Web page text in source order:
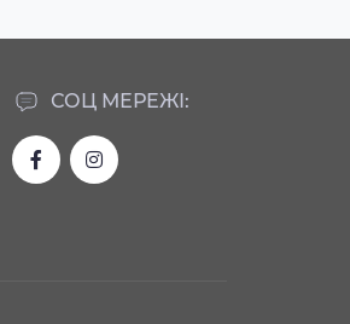
СОЦ МЕРЕЖІ: